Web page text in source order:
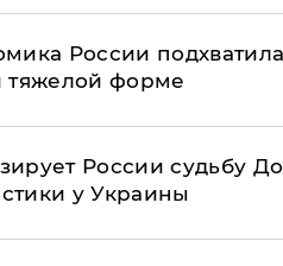
России
тяжелой форме
России судьбу
у Украины